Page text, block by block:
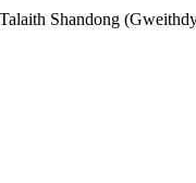
Shandong